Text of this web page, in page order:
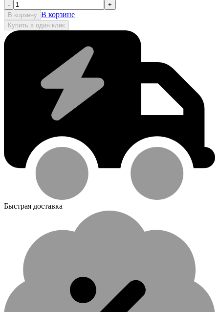
-
+
В корзину В корзине
Купить в один клик
Быстрая доставка